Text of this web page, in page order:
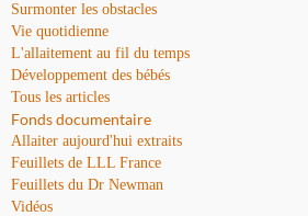
Surmonter les obstacles
Vie quotidienne
L'allaitement au fil du temps
Développement des bébés
Tous les articles
Fonds documentaire
Allaiter aujourd'hui extraits
Feuillets de LLL France
Feuillets du Dr Newman
Vidéos